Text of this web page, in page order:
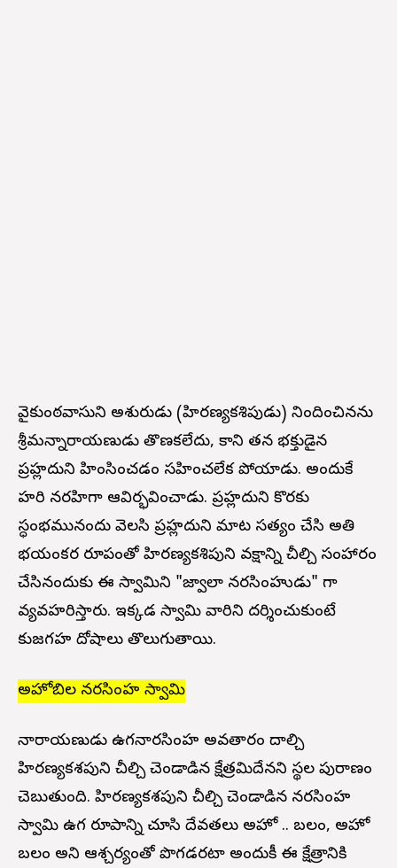
వైకుంఠవాసుని అశురుడు (హిరణ్యకశిపుడు) నిందించినను
శ్రీమన్నారాయణుడు తొణకలేదు, కాని తన భక్తుడైన
ప్రహ్లదుని హింసించడం సహించలేక పోయాడు. అందుకే
హరి నరహిగా ఆవిర్భవించాడు. ప్రహ్లదుని కొరకు
స్ధంభమునందు వెలసి ప్రహ్లదుని మాట సత్యం చేసి అతి
భయంకర రూపంతో హిరణ్యకశిపుని వక్షాన్ని చీల్చి సంహారం
చేసినందుకు ఈ స్వామిని "జ్వాలా నరసింహుడు" గా
వ్యవహరిస్తారు. ఇక్కడ స్వామి వారిని దర్శించుకుంటే
కుజగ్రహ దోషాలు తొలుగుతాయి.
అహోబిల నరసింహ స్వామి
నారాయణుడు ఉగ్రనారసింహ అవతారం దాల్చి
హిరణ్యకశపుని చీల్చి చెండాడిన క్షేత్రమిదేనని స్థల పురాణం
చెబుతుంది. హిరణ్యకశపుని చీల్చి చెండాడిన నరసింహ
స్వామి ఉగ్ర రూపాన్ని చూసి దేవతలు అహో .. బలం, అహో
బలం అని ఆశ్చర్యంతో పొగడరటా అందుకీ ఈ క్షేత్రానికి